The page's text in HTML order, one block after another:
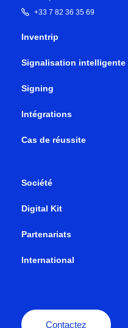
+33 7 82 36 35 69
Inventrip
Signalisation intelligente
Signing
Intégrations
Cas de réussite
Société
Digital Kit
Partenariats
International
Contactez